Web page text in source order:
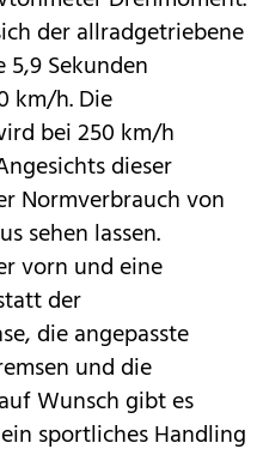
der allradgetriebene
5,9 Sekunden
km/h. Die
bei 250 km/h
dieser
Normverbrauch von
sehen lassen.
vorn und eine
der
die angepasste
und die
Wunsch gibt es
sportliches Handling